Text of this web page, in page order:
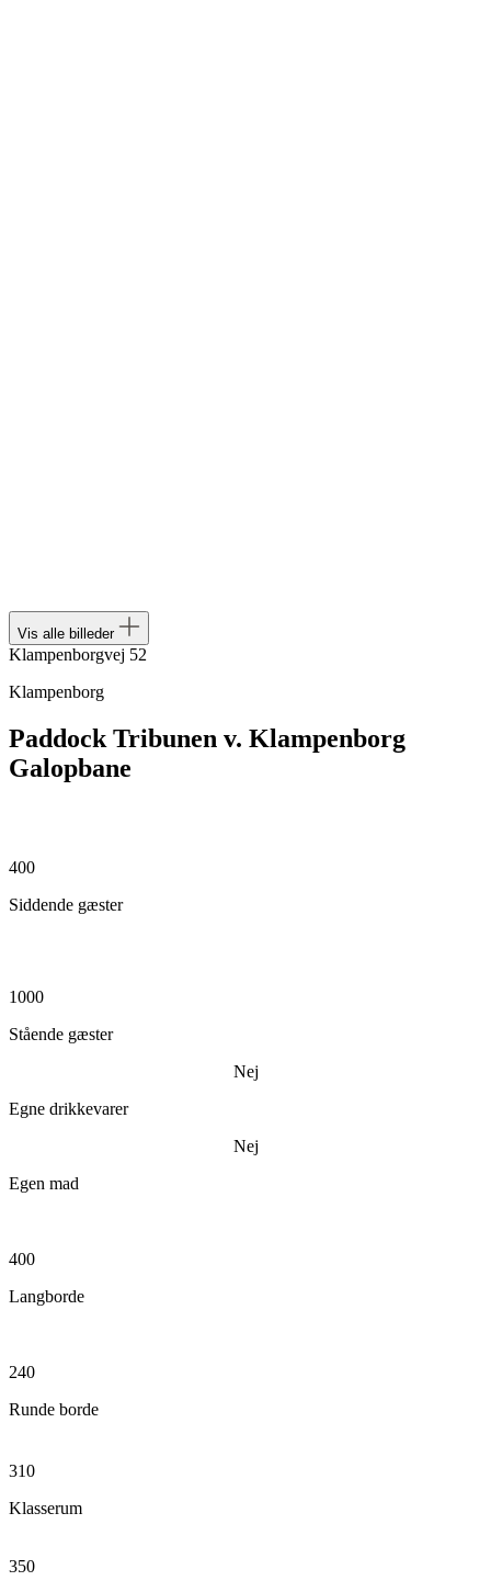
Vis alle billeder
Klampenborgvej 52
Klampenborg
Paddock Tribunen v. Klampenborg
Galopbane
400
Siddende gæster
1000
Stående gæster
Nej
Egne drikkevarer
Nej
Egen mad
400
Langborde
240
Runde borde
310
Klasserum
350